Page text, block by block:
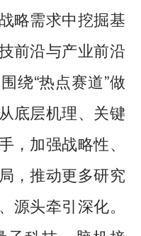
略需求中挖掘基
前沿与产业前沿
绕“热点赛道”做
底层机理、关键
，加强战略性、
，推动更多研究
源头牵引深化。